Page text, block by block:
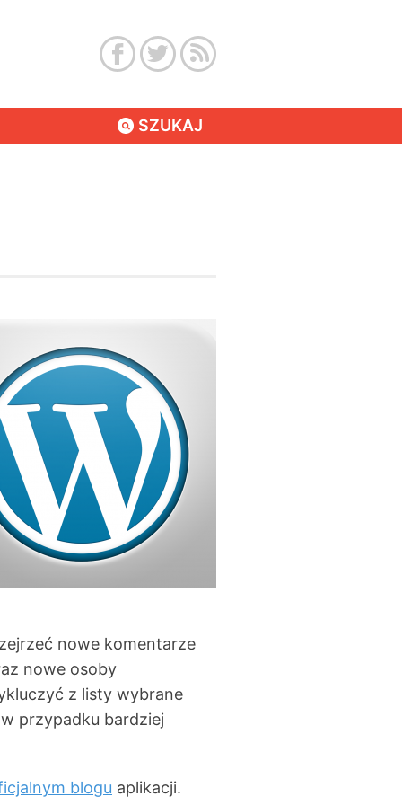
SZUKAJ
nowe komentarze
nowe osoby
z listy wybrane
przypadku bardziej
blogu aplikacji.